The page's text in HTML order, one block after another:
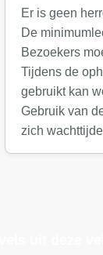
Er is geen
De
Bezoekers
Tijdens de
gebruikt kan
Gebruik van
zich